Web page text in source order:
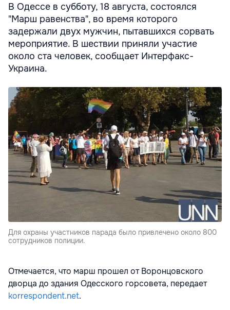
В Одессе в субботу, 18 августа, состоялся
"Марш равенства", во время которого
задержали двух мужчин, пытавшихся сорвать
мероприятие. В шествии приняли участие
около ста человек, сообщает Интерфакс-
Украина.
Для охраны участников парада было привлечено около 800
сотрудников полиции.
Отмечается, что марш прошел от Воронцовского
дворца до здания Одесского горсовета, передает
korrespondent.net.